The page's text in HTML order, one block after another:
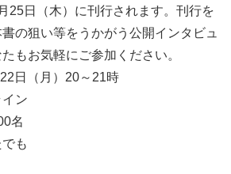
25日（木）に刊行されます。刊行を
の狙い等をうかがう公開インタビュ
もお気軽にご参加ください。
日（月）20～21時
イン
名
も